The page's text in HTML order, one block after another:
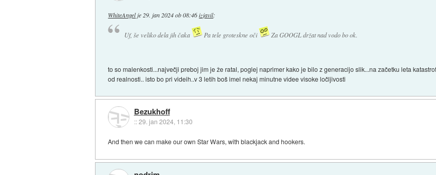
WhiteAngelje 29. jan 2024 ob 08:46 izjavil:
Uf, še veliko dela jih čaka Pa tele groteskne oči Za GOOGL držat nad vodo bo ok.
to so malenkosti...največji preboj jim je že ratal, poglej naprimer kako je bilo z generacijo slik...na začetku leta
od realnosti.. isto bo pri videih..v 3 letih boš imel nekaj minutne videe visoke ločljivosti
Bezukhoff
::29. jan 2024, 11:30
And then we can make our own Star Wars, with blackjack and hookers.